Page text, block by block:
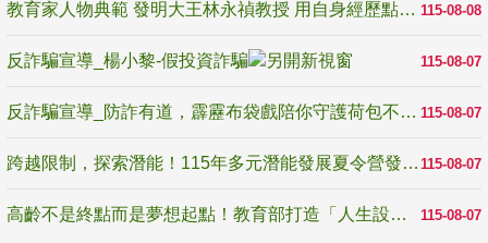
115-08-08
教育家人物典範 發明大王林永禎教授 用自身經歷點亮學生的路
115-08-07
反詐騙宣導_楊小黎-假投資詐騙
115-08-07
反詐騙宣導_防詐有道，霹靂布袋戲陪你守護荷包不受騙
115-08-07
跨越限制，探索潛能！115年多元潛能發展夏令營發掘生命無限可能
115-08-07
高齡不是終點而是夢想起點！教育部打造「人生設計夢工場」 參展第3屆高齡健康產業博覽會